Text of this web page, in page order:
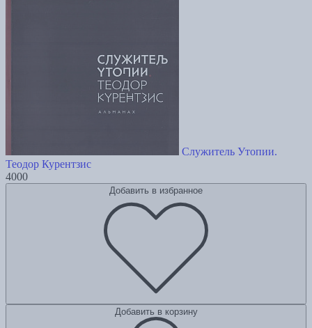
Служитель Утопии.
Теодор Курентзис
4000
Добавить в избранное
Добавить в корзину